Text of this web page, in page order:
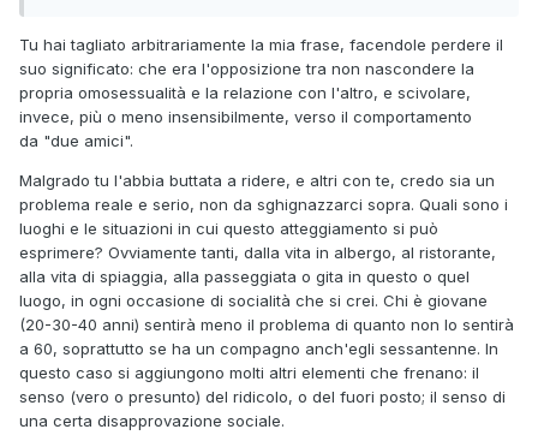
Tu hai tagliato arbitrariamente la mia frase, facendole perdere il
suo significato: che era l'opposizione tra non nascondere la
propria omosessualità e la relazione con l'altro, e scivolare,
invece, più o meno insensibilmente, verso il comportamento
da "due amici".
Malgrado tu l'abbia buttata a ridere, e altri con te, credo sia un
problema reale e serio, non da sghignazzarci sopra. Quali sono i
luoghi e le situazioni in cui questo atteggiamento si può
esprimere? Ovviamente tanti, dalla vita in albergo, al ristorante,
alla vita di spiaggia, alla passeggiata o gita in questo o quel
luogo, in ogni occasione di socialità che si crei. Chi è giovane
(20-30-40 anni) sentirà meno il problema di quanto non lo sentirà
a 60, soprattutto se ha un compagno anch'egli sessantenne. In
questo caso si aggiungono molti altri elementi che frenano: il
senso (vero o presunto) del ridicolo, o del fuori posto; il senso di
una certa disapprovazione sociale.